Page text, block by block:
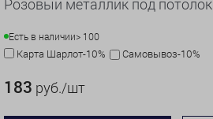
Розовый металлик под потолок
Есть в наличии> 100
Карта Шарлот-10% Самовывоз-10%
183 руб./шт